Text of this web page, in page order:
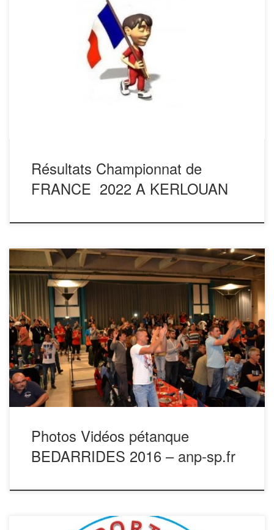
Je suis dans l’attente de remettre l’album sur une nouvelle
application (merci de votre patience) Vos Résultats Voir
l’Album https://www.anp-sp.fr/lalbum-n2-lanveur-kerlouan/
GUILLON CARTIER SIMON L’INDRE DEJOUE TOUS
LES PRONOSTICS ! Le Finistère a accueilli le 25è
championnat de France de pétanque des Sapeurs-
Pompiers. L’amicale de Lesneven et l’UDSP 29 n’ont lésinés
Résultats Championnat de
FRANCE 2022 A KERLOUAN
En attente de remplacement Album BEDARRIDES 2016 En
attente de remplacement Album BEDARRIDES Le Mardi 06
Septembre 2016 Samedi 3 et dimanche 4 septembre,
l’Amicale des Sapeurs Pompiers, sous la direction d’Eric
Parreno, président du comité d’organisation, en partenariat
avec la mairie de Bédarrides et de l’Union Départementale
des sapeurs-pompiers […]
Photos Vidéos pétanque
BEDARRIDES 2016 – anp-sp.fr